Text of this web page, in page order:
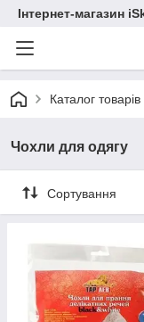
Інтернет-магазин
Каталог товарів
Чохли для одягу
Сортування